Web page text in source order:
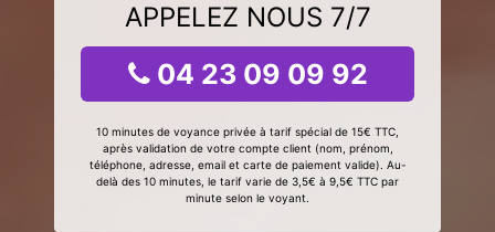
APPELEZ NOUS 7/7
04 23 09 09 92
10 minutes de voyance privée à tarif spécial de 15€ TTC,
après validation de votre compte client (nom, prénom,
téléphone, adresse, email et carte de paiement valide). Au-
delà des 10 minutes, le tarif varie de 3,5€ à 9,5€ TTC par
minute selon le voyant.